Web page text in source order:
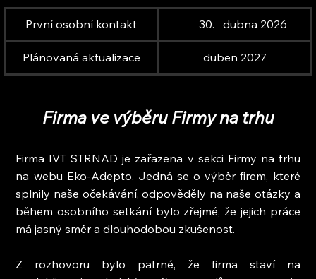
První osobní kontakt dubna 2026
Plánovaná aktualizace duben 2027
Firma ve výběru Firmy na trhu
Firma IVT STRNAD je zařazena v sekci Firmy na trhu
na webu Eko-Adepto. Jedná se o výběr firem, které
splnily naše očekávání, odpověděly na naše otázky a
během osobního setkání bylo zřejmé, že jejich práce
má jasný směr a dlouhodobou zkušenost.
Z rozhovoru bylo patrné, že firma staví na